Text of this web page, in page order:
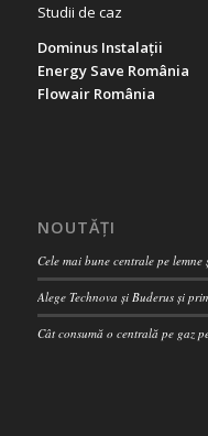
Studii de caz
Dominus Instalații
Energy Save România
Flowair România
NOUTĂȚI
Cele mai bune centrale pe lemne
Alege Technova și Buderus și
Cât consumă o centrală pe gaz